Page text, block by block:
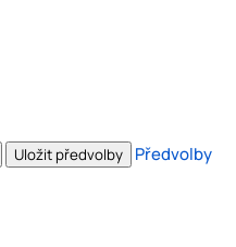
Uložit předvolby
Předvolby